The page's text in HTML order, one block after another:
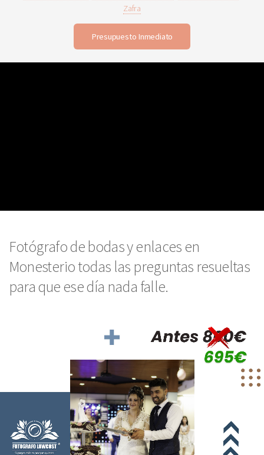
Zafra
Presupuesto Inmediato
Fotógrafo de bodas y enlaces en
Monesterio todas las preguntas resueltas
para que ese día nada falle.